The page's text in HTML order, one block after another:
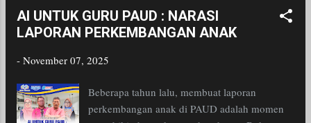
saya, pengalaman ini bukan sekadar berbagi
pengetahuan, tetapi juga menjadi ruang refleksi
dalam pengembangan pendidikan anak usia
untuk menjawab kebutuhan baru dunia
pendidikan: bagaimana mempersiapkan guru
AI UNTUK GURU PAUD : NARASI
LAPORAN PERKEMBANGAN ANAK
- November 07, 2025
Beberapa tahun lalu, membuat laporan
perkembangan anak di PAUD adalah momen